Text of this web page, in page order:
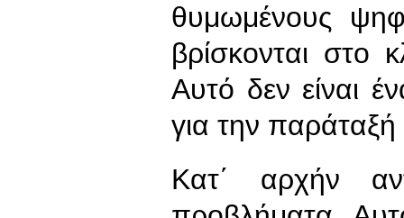
θυμωμένους
βρίσκονται στο
Αυτό δεν είναι
για την
Κατ΄ αρχήν